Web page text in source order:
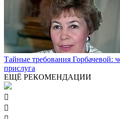
Тайные требования Горбачевой:
прислуга
ЕЩЁ РЕКОМЕНДАЦИИ

